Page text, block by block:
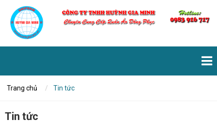
Trang chủ Tin tức
Tin tức